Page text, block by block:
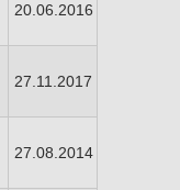
20.06.2016
27.11.2017
27.08.2014